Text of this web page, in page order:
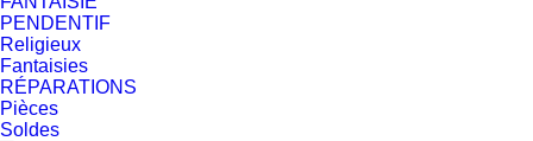
PENDENTIF
Religieux
Fantaisies
RÉPARATIONS
Pièces
Soldes